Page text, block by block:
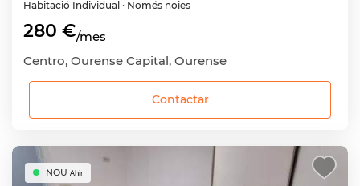
Habitació Individual · Només noies
280 €/mes
Centro, Ourense Capital, Ourense
Contactar
NOU Ahir